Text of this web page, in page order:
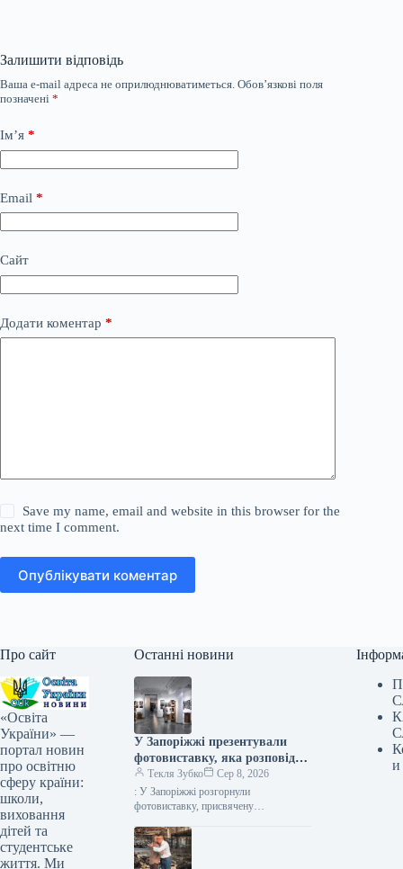
Залишити відповідь
Ваша e-mail адреса не оприлюднюватиметься. Обов’язкові поля
позначені *
Ім’я *
Email *
Сайт
Додати коментар *
Save my name, email and website in this browser for the
next time I comment.
Опублікувати коментар
Про сайт
«Освіта
України» —
портал новин
про освітню
сферу країни:
школи,
виховання
дітей та
студентське
життя. Ми
Останні новини
У Запоріжжі презентували
фотовиставку, яка розповідає
про білоруський батальйон,
що захищає Україну.
Текля Зубко
Сер 8, 2026
: У Запоріжжі розгорнули
фотовиставку, присвячену
обороняє Україну Фото 08.08.2026
17:40 Укрінформ У Запоріжжі
відбулося відкриття фотовиставки,…
и